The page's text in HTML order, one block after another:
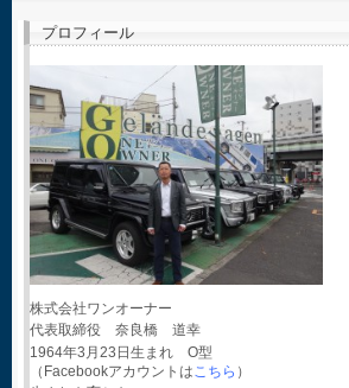
プロフィール
株式会社ワンオーナー
代表取締役 奈良橋 道幸
1964年3月23日生まれ O型
（Facebookアカウントはこちら ）